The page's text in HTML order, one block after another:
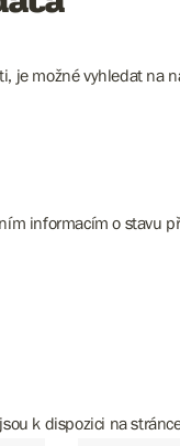
je možné vyhledat na
informacím o stavu
k dispozici na